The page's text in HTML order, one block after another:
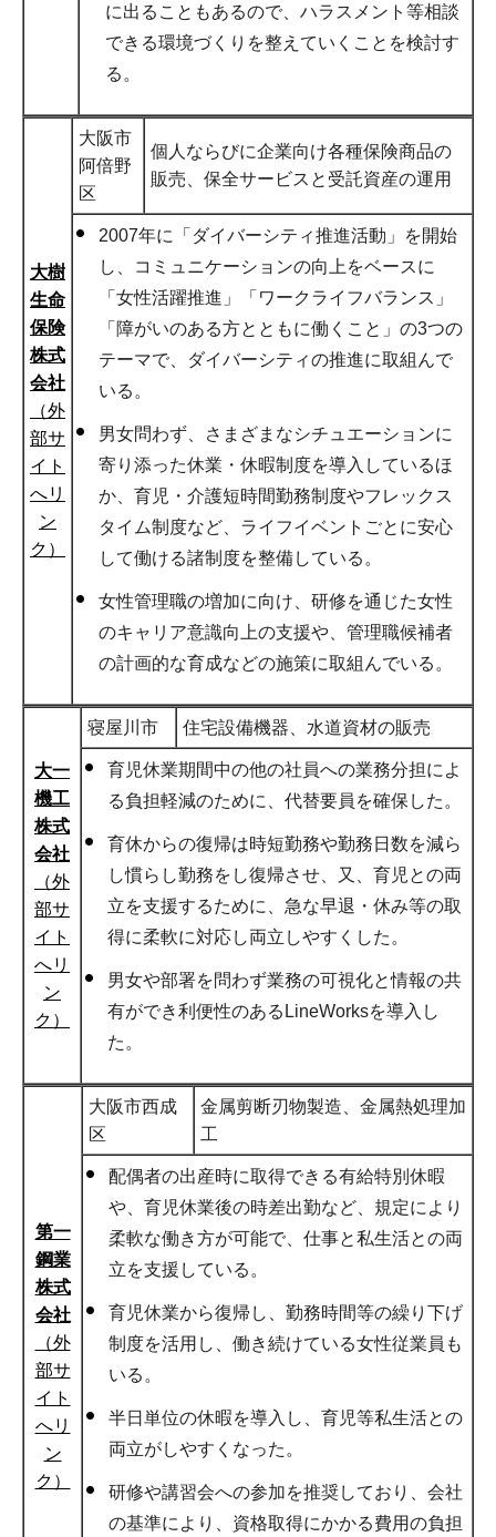
に出ることもあるので、ハラスメント等相談
できる環境づくりを整えていくことを検討す
る。
大樹
生命
保険
株式
会社
（外
部サ
イト
へリ
ン
ク）
大阪市
阿倍野
区
個人ならびに企業向け各種保険商品の
販売、保全サービスと受託資産の運用
2007年に「ダイバーシティ推進活動」を開始
し、コミュニケーションの向上をベースに
「女性活躍推進」「ワークライフバランス」
「障がいのある方とともに働くこと」の3つの
テーマで、ダイバーシティの推進に取組んで
いる。
男女問わず、さまざまなシチュエーションに
寄り添った休業・休暇制度を導入しているほ
か、育児・介護短時間勤務制度やフレックス
タイム制度など、ライフイベントごとに安心
して働ける諸制度を整備している。
女性管理職の増加に向け、研修を通じた女性
のキャリア意識向上の支援や、管理職候補者
の計画的な育成などの施策に取組んでいる。
大一
機工
株式
会社
（外
部サ
イト
へリ
ン
ク）
寝屋川市 住宅設備機器、水道資材の販売
育児休業期間中の他の社員への業務分担によ
る負担軽減のために、代替要員を確保した。
育休からの復帰は時短勤務や勤務日数を減ら
し慣らし勤務をし復帰させ、又、育児との両
立を支援するために、急な早退・休み等の取
得に柔軟に対応し両立しやすくした。
男女や部署を問わず業務の可視化と情報の共
有ができ利便性のあるLineWorksを導入し
た。
第一
鋼業
株式
会社
（外
部サ
イト
へリ
ン
ク）
大阪市西成
区
金属剪断刃物製造、金属熱処理加
工
配偶者の出産時に取得できる有給特別休暇
や、育児休業後の時差出勤など、規定により
柔軟な働き方が可能で、仕事と私生活との両
立を支援している。
育児休業から復帰し、勤務時間等の繰り下げ
制度を活用し、働き続けている女性従業員も
いる。
半日単位の休暇を導入し、育児等私生活との
両立がしやすくなった。
研修や講習会への参加を推奨しており、会社
の基準により、資格取得にかかる費用の負担